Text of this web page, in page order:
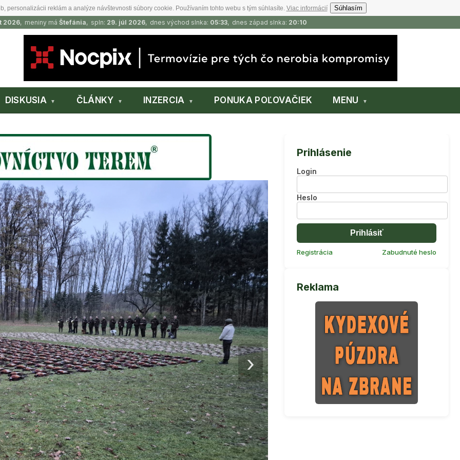
personalizácii reklám a analýze návštevnosti súbory cookie. Používaním tohto webu s tým súhlasíte. Viac informácií
Súhlasím
2026, meniny má Štefánia, spln: 29. júl 2026, dnes východ slnka: 05:33, dnes západ slnka: 20:10
DISKUSIA ČLÁNKY INZERCIA PONUKA POĽOVAČIEK MENU
›
Prihlásenie
Login
Heslo
Prihlásiť
Registrácia Zabudnuté heslo
Reklama